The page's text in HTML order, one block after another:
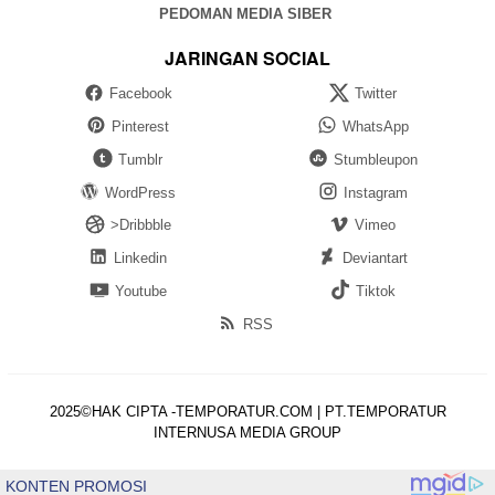
PEDOMAN MEDIA SIBER
JARINGAN SOCIAL
Facebook
Twitter
Pinterest
WhatsApp
Tumblr
Stumbleupon
WordPress
Instagram
>Dribbble
Vimeo
Linkedin
Deviantart
Youtube
Tiktok
RSS
2025©HAK CIPTA -TEMPORATUR.COM | PT.TEMPORATUR
INTERNUSA MEDIA GROUP